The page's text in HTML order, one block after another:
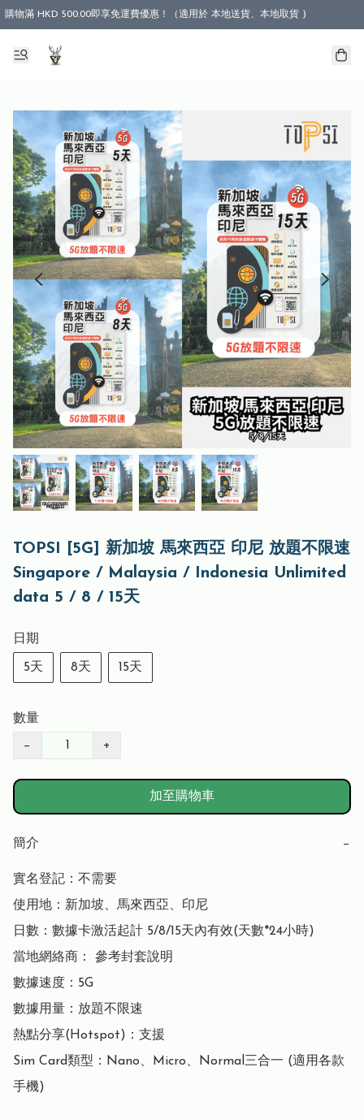
購物滿 HKD 500.00即享免運費優惠！（適用於 本地送貨、本地取貨 )
TOPSI [5G] 新加坡 馬來西亞 印尼 放題不限速
Singapore / Malaysia / Indonesia Unlimited
data 5 / 8 / 15天
日期
5天 8天 15天
數量
− +
加至購物車
簡介 −
實名登記：不需要
使用地：新加坡、馬來西亞、印尼
日數：數據卡激活起計 5/8/15天內有效(天數*24小時)
當地網絡商： 參考封套說明
數據速度：5G
數據用量：放題不限速
熱點分享(Hotspot)：支援
Sim Card類型：Nano、Micro、Normal三合一 (適用各款
手機)